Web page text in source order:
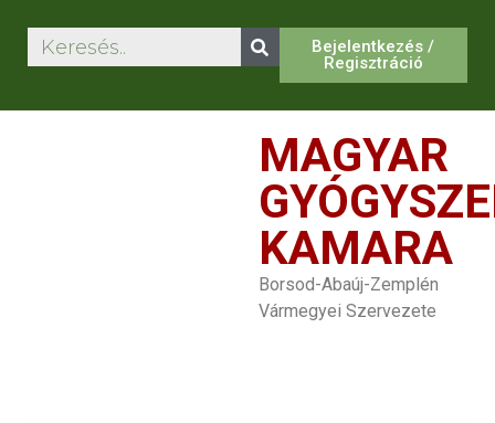
Bejelentkezés /
Regisztráció
MAGYAR
KAMARA
Borsod-Abaúj-Zemplén
Vármegyei Szervezete